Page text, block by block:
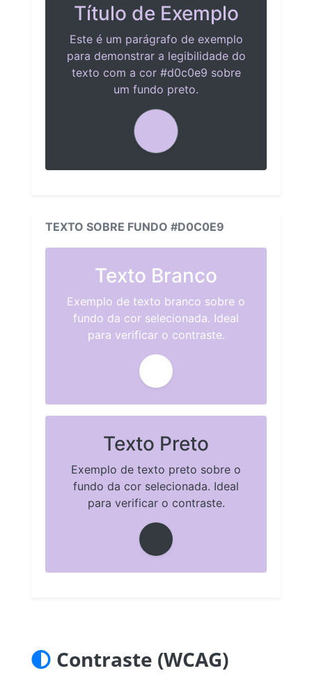
Título de Exemplo
Este é um parágrafo de exemplo
para demonstrar a legibilidade do
texto com a cor #d0c0e9 sobre
um fundo preto.
TEXTO SOBRE FUNDO #D0C0E9
Texto Branco
Exemplo de texto branco sobre o
fundo da cor selecionada. Ideal
para verificar o contraste.
Texto Preto
Exemplo de texto preto sobre o
fundo da cor selecionada. Ideal
para verificar o contraste.
Contraste (WCAG)